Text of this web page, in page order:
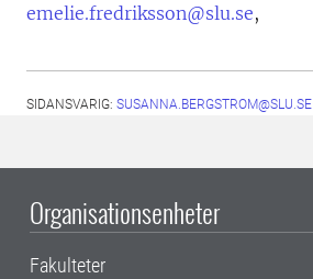
emelie.fredriksson@slu.se,
SIDANSVARIG: SUSANNA.BERGSTROM@SLU.SE
Organisationsenheter
Fakulteter